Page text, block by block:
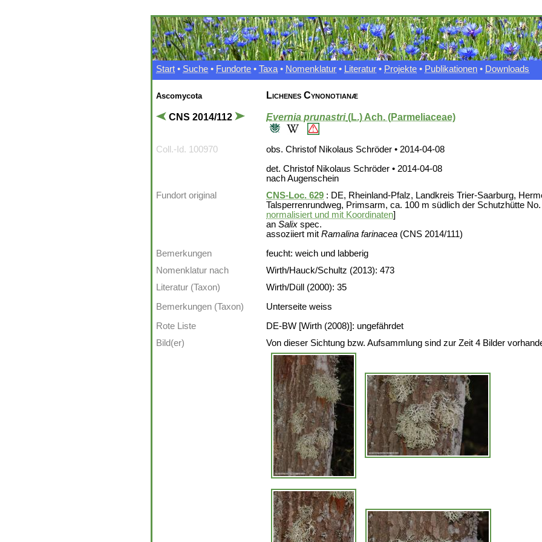
Start • Suche • Fundorte • Taxa • Nomenklatur • Literatur • Projekte • Publikationen • Downloads
Ascomycota
CNS 2014/112
Lichenes Cynonotianæ
Evernia prunastri (L.) Ach. (Parmeliaceae)
Coll.-Id. 100970
obs. Christof Nikolaus Schröder • 2014-04-08
det. Christof Nikolaus Schröder • 2014-04-08
nach Augenschein
Fundort original
CNS-Loc. 629 : DE, Rheinland-Pfalz, Landkreis Trier-Saarburg,
Talsperrenrundweg, Primsarm, ca. 100 m südlich der Schutzhütte
normalisiert und mit Koordinaten]
an Salix spec.
assoziiert mit Ramalina farinacea (CNS 2014/111)
Bemerkungen
feucht: weich und labberig
Nomenklatur nach
Wirth/Hauck/Schultz (2013): 473
Literatur (Taxon)
Wirth/Düll (2000): 35
Bemerkungen (Taxon)
Unterseite weiss
Rote Liste
DE-BW [Wirth (2008)]: ungefährdet
Bild(er)
Von dieser Sichtung bzw. Aufsammlung sind zur Zeit 4 Bilder